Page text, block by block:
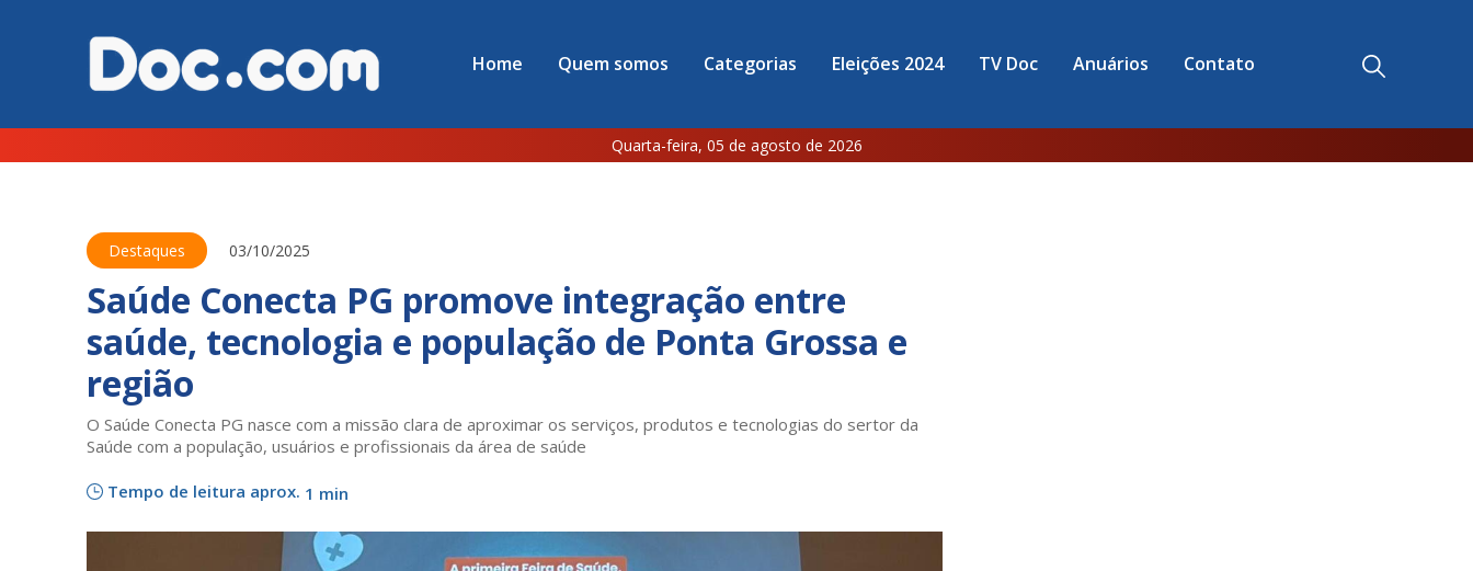
Home Quem somos Categorias Eleições 2024 TV Doc Anuários Contato
Quarta-feira, 05 de agosto de 2026
Destaques 03/10/2025
Saúde Conecta PG promove integração entre
saúde, tecnologia e população de Ponta Grossa e
região
O Saúde Conecta PG nasce com a missão clara de aproximar os serviços, produtos e tecnologias do sertor da
Saúde com a população, usuários e profissionais da área de saúde
Tempo de leitura aprox. 1 min